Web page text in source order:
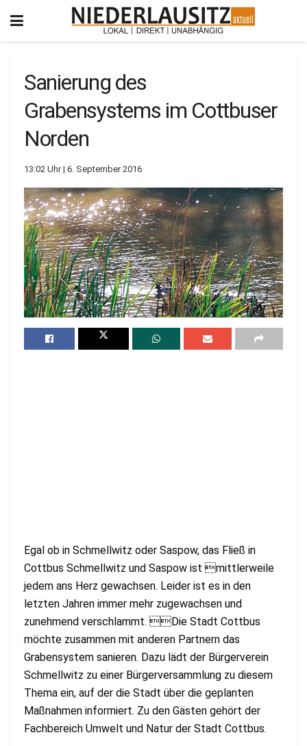
Sanierung des
Grabensystems im Cottbuser
Norden
13:02 Uhr | 6. September 2016
Egal ob in Schmellwitz oder Saspow, das Fließ in
Cottbus Schmellwitz und Saspow ist mittlerweile
jedem ans Herz gewachsen. Leider ist es in den
letzten Jahren immer mehr zugewachsen und
zunehmend verschlammt. Die Stadt Cottbus
möchte zusammen mit anderen Partnern das
Grabensystem sanieren. Dazu lädt der Bürgerverein
Schmellwitz zu einer Bürgerversammlung zu diesem
Thema ein, auf der die Stadt über die geplanten
Maßnahmen informiert. Zu den Gästen gehört der
Fachbereich Umwelt und Natur der Stadt Cottbus.